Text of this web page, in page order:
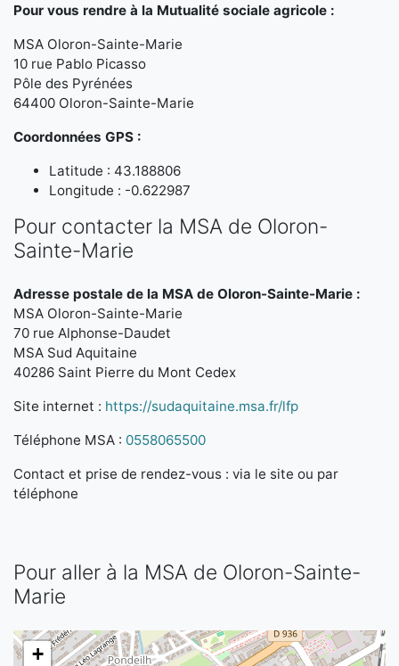
Pour vous rendre à la Mutualité sociale agricole :
MSA Oloron-Sainte-Marie
10 rue Pablo Picasso
Pôle des Pyrénées
64400 Oloron-Sainte-Marie
Coordonnées GPS :
Latitude : 43.188806
Longitude : -0.622987
Pour contacter la MSA de Oloron-
Sainte-Marie
Adresse postale de la MSA de Oloron-Sainte-Marie :
MSA Oloron-Sainte-Marie
70 rue Alphonse-Daudet
MSA Sud Aquitaine
40286 Saint Pierre du Mont Cedex
Site internet : https://sudaquitaine.msa.fr/lfp
Téléphone MSA : 0558065500
Contact et prise de rendez-vous : via le site ou par
téléphone
Pour aller à la MSA de Oloron-Sainte-
Marie
+